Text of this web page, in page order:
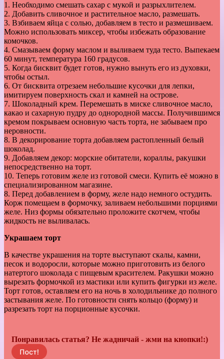
1. Необходимо смешать сахар с мукой и разрыхлителем.
2. Добавить сливочное и растительное масло, размешать.
3. Взбиваем яйца с солью, добавляем в тесто и размешиваем.
Можно использовать миксер, чтобы избежать образование
комочков.
4. Смазываем форму маслом и выливаем туда тесто. Выпекаем
60 минут, температура 160 градусов.
5. Когда бисквит будет готов, нужно вынуть его из духовки,
чтобы остыл.
6. От бисквита отрезаем небольшие кусочки для лепки,
имитируем поверхность скал и камней на острове.
7. Шоколадный крем. Перемешать в миске сливочное масло,
какао и сахарную пудру до однородной массы. Получившимся
кремом покрываем основную часть торта, не забываем про
неровности.
8. В декорирование торта добавляем растопленный белый
шоколад.
9. Добавляем декор: морские обитатели, кораллы, ракушки
непосредственно на торт.
10. Теперь готовим желе из готовой смеси. Купить её можно в
специализированном магазине.
8. Перед добавлением в форму, желе надо немного остудить.
Корж помещаем в формочку, заливаем небольшими порциями
желе. Низ формы обязательно проложите скотчем, чтобы
жидкость не выливалась.
Украшаем торт
В качестве украшения на торте выступают скалы, камни,
песок и водоросли, которые можно приготовить из белого
натертого шоколада с пищевым красителем. Ракушки можно
вырезать формочкой из мастики или купить фигурки из желе.
Торт готов, оставляем его на ночь в холодильнике до полного
застывания желе. По готовности снять кольцо (форму) и
разрезать торт на порционные кусочки.
Понравилась статья? Не жадничай - жми на кнопки!:)